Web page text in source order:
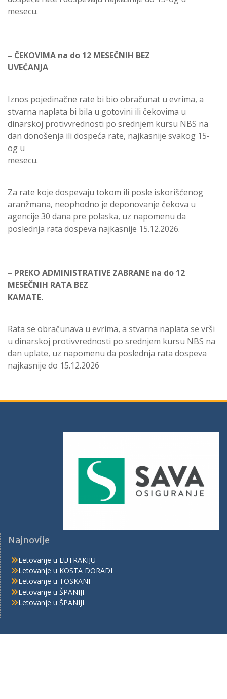
mesecu.
– ČEKOVIMA na do 12 MESEČNIH BEZ
UVEĆANJA
Iznos pojedinačne rate bi bio obračunat u evrima, a
stvarna naplata bi bila u gotovini ili čekovima u
dinarskoj protivvrednosti po srednjem kursu NBS na
dan donošenja ili dospeća rate, najkasnije svakog 15-
og u
mesecu.
Za rate koje dospevaju tokom ili posle iskorišćenog
aranžmana, neophodno je deponovanje čekova u
agencije 30 dana pre polaska, uz napomenu da
poslednja rata dospeva najkasnije 15.12.2026.
– PREKO ADMINISTRATIVE ZABRANE na do 12
MESEČNIH RATA BEZ
KAMATE.
Rata se obračunava u evrima, a stvarna naplata se vrši
u dinarskoj protivvrednosti po srednjem kursu NBS na
dan uplate, uz napomenu da poslednja rata dospeva
najkasnije do 15.12.2026
Najnovije
Letovanje u LUTRAKIJU
Letovanje u KOSTA DORADI
Letovanje u TOSKANI
Letovanje u ŠPANIJI
Letovanje u ŠPANIJI